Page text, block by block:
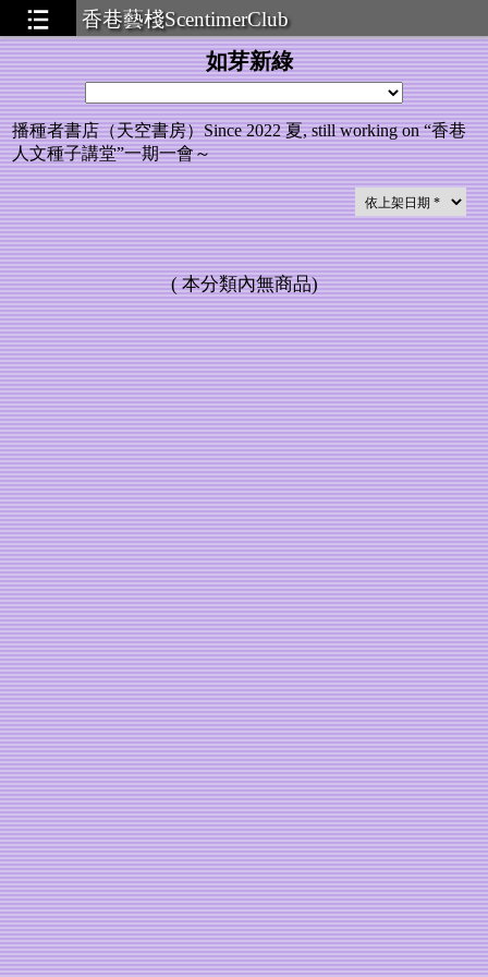
香巷藝棧ScentimerClub
如芽新綠
播種者書店（天空書房）Since 2022 夏, still working on “香巷
人文種子講堂”一期一會～
(本分類內無商品)